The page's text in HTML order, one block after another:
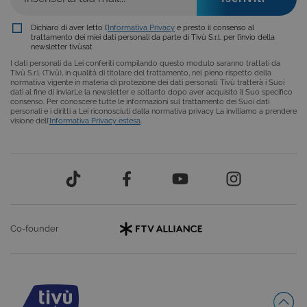
Dichiaro di aver letto l’Informativa Privacy e presto il consenso al
trattamento dei miei dati personali da parte di Tivù S.r.l. per l’invio della
newsletter tivùsat
I dati personali da Lei conferiti compilando questo modulo saranno trattati da
Tivù S.r.l. (Tivù), in qualità di titolare del trattamento, nel pieno rispetto della
normativa vigente in materia di protezione dei dati personali. Tivù tratterà i Suoi
dati al fine di inviarLe la newsletter e soltanto dopo aver acquisito il Suo specifico
consenso. Per conoscere tutte le informazioni sul trattamento dei Suoi dati
personali e i diritti a Lei riconosciuti dalla normativa privacy La invitiamo a prendere
visione dell’Informativa Privacy estesa
Co-founder
Solitamente
mantenere
dal server.
CookieScriptConsent
CookieScript
.tivu.tv
6 mesi
Questo
viene
utilizzato dal
piattaforma